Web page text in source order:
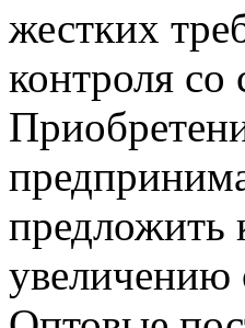
жестких
контроля
предложить
увеличению